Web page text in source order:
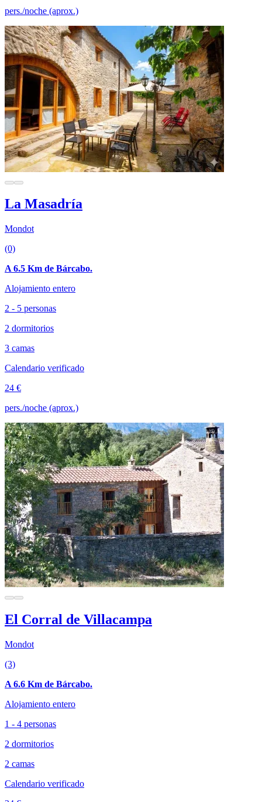
pers./noche (aprox.)
La Masadría
Mondot
(0)
A 6.5 Km de Bárcabo.
Alojamiento entero
2 - 5 personas
2 dormitorios
3 camas
Calendario verificado
24 €
pers./noche (aprox.)
El Corral de Villacampa
Mondot
(3)
A 6.6 Km de Bárcabo.
Alojamiento entero
1 - 4 personas
2 dormitorios
2 camas
Calendario verificado